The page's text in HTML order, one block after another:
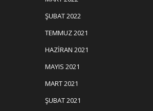
ŞUBAT 2022
TEMMUZ 2021
HAZIRAN 2021
MAYIS 2021
MART 2021
ŞUBAT 2021